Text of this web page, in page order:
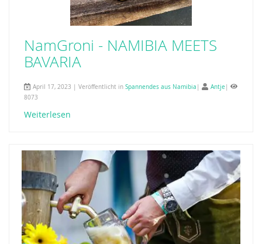
NamGroni - NAMIBIA MEETS
BAVARIA
April 17, 2023 | Veröffentlicht in Spannendes aus Namibia Antje
8073
Weiterlesen